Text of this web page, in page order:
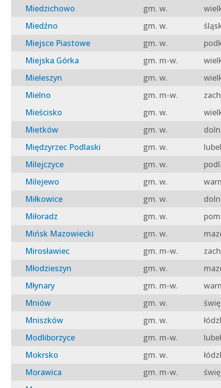
Miedzichowo
gm. w.
Miedźno
gm. w.
Miejsce Piastowe
gm. w.
Miejska Górka
gm. m-w.
Mieleszyn
gm. w.
Mielno
gm. m-w.
Mieścisko
gm. w.
Mietków
gm. w.
Międzyrzec Podlaski
gm. w.
Milejczyce
gm. w.
Milejewo
gm. w.
Miłkowice
gm. w.
Miłoradz
gm. w.
Mińsk Mazowiecki
gm. w.
Mirosławiec
gm. m-w.
Młodzieszyn
gm. w.
Młynary
gm. m-w.
Mniów
gm. w.
Mniszków
gm. w.
Modliborzyce
gm. m-w.
Mokrsko
gm. w.
Morawica
gm. m-w.